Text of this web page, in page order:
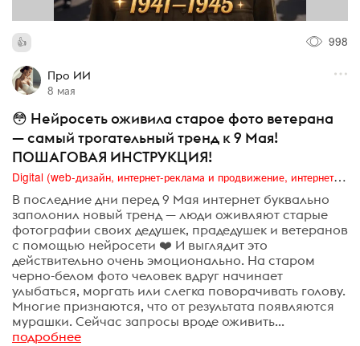
998
Про ИИ
8 мая
😳 Нейросеть оживила старое фото ветерана
— самый трогательный тренд к 9 Мая!
ПОШАГОВАЯ ИНСТРУКЦИЯ!
Digital (web-дизайн, интернет-реклама и продвижение, интернет-сообщества и блоги, интернет-коммуникации, мобильный маркетинг, реклама на цифровых экранах)
В последние дни перед 9 Мая интернет буквально
заполонил новый тренд — люди оживляют старые
фотографии своих дедушек, прадедушек и ветеранов
с помощью нейросети ❤️ И выглядит это
действительно очень эмоционально. На старом
черно-белом фото человек вдруг начинает
улыбаться, моргать или слегка поворачивать голову.
Многие признаются, что от результата появляются
мурашки. Сейчас запросы вроде оживить...
подробнее